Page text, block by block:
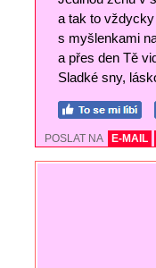
a tak to vždycky
s myšlenkami
a přes den Tě
Sladké sny,
POSLAT NA E-MAIL